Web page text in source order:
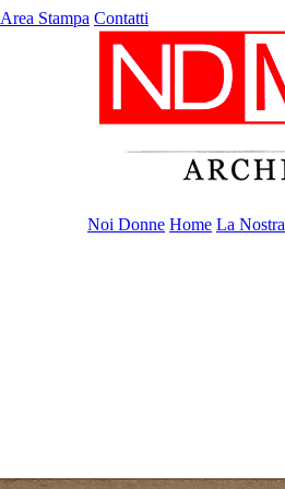
Area Stampa Contatti
Noi Donne Home La